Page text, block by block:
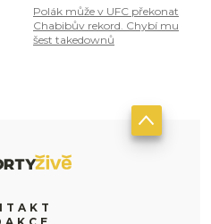
Polák může v UFC překonat
Chabibův rekord. Chybí mu
šest takedownů